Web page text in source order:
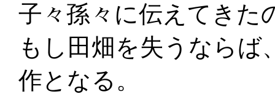
子々孫々に伝えてきた
もし田畑を失うならば
作となる。